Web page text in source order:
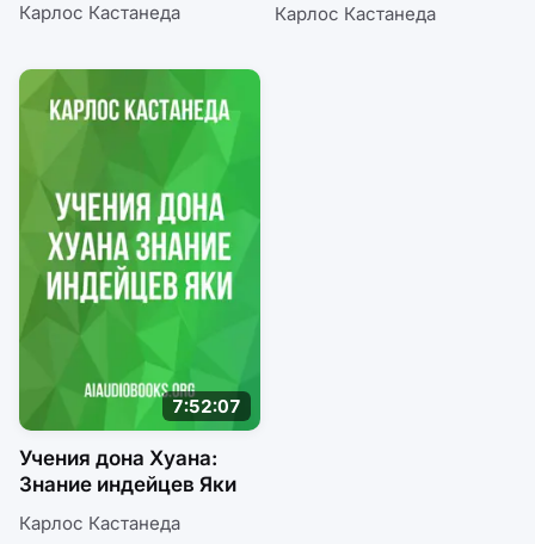
Карлос Кастанеда Карлос Кастанеда
7:52:07
Учения дона Хуана:
Знание индейцев Яки
Карлос Кастанеда